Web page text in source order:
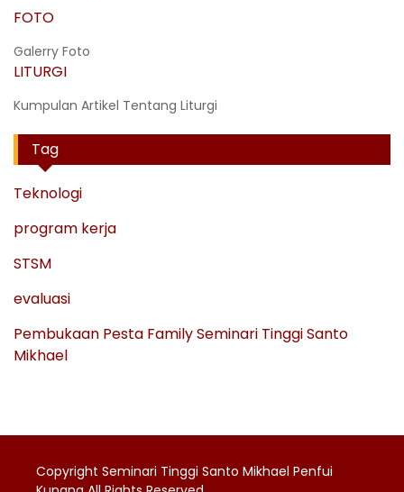
FOTO
Galerry Foto
LITURGI
Kumpulan Artikel Tentang Liturgi
Tag
Teknologi
program kerja
STSM
evaluasi
Pembukaan Pesta Family Seminari Tinggi Santo
Mikhael
Copyright Seminari Tinggi Santo Mikhael Penfui